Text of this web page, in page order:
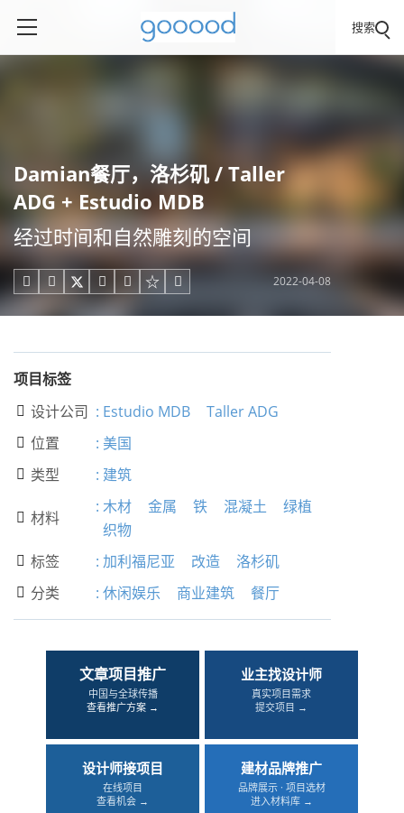
搜索
Damian餐厅，洛杉矶 / Taller
ADG + Estudio MDB
经过时间和自然雕刻的空间
     2022-04-08
项目标签
 设计公司 : Estudio MDB Taller ADG
 位置 : 美国
 类型 : 建筑
 材料
: 木材 金属 铁 混凝土
绿植
织物
 标签 : 加利福尼亚 改造 洛杉矶
 分类 : 休闲娱乐 商业建筑 餐厅
文章项目推广
中国与全球传播
查看推广方案 →
业主找设计师
真实项目需求
提交项目 →
设计师接项目
在线项目
查看机会 →
建材品牌推广
品牌展示 · 项目选材
进入材料库 →